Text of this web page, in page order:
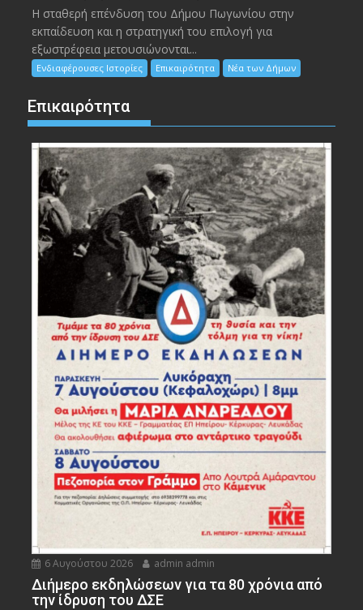
Η σταθερή επένδυση του Δήμου Πωγωνίου στην
εκπαίδευση και η στρατηγική του επιλογή για
εξωστρέφεια μετουσιώνονται...
Ενδιαφέρουσες Ιστορίες Επικαιρότητα Νέα των Δήμων
Επικαιρότητα
6 Αυγούστου 2026 admin admin
Διήμερο εκδηλώσεων για τα 80 χρόνια από
την ίδρυση του ΔΣΕ